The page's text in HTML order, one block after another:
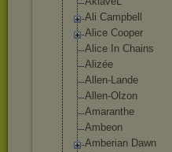
Ali Campbell
Alice Cooper
Alice In Chains
Alizée
Allen-Lande
Allen-Olzon
Amaranthe
Ambeon
Amberian Dawn